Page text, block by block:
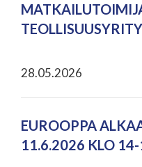
28.05.2026
EUROOPPA
11.6.2026 KLO